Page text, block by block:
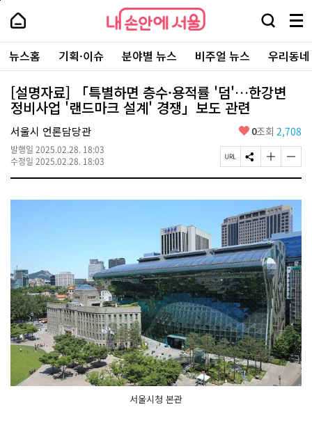
본
로
가
내
손
안
에
서
울
-
서
울
시
대
표
소
통
포
내
손
에
울
검
창
열
기
메
뉴
전
체
보
주
요
서
뉴스홈 기획·이슈 분야별 뉴스 비주얼 뉴스 우리동
[설명자료] 「특별하면 층수·용적률 '덤'…한강변
정비사업 '랜드마크 설계' 경쟁」보도 관련
서울시 언론담당관
발행일 2025.02.28. 18:03
수정일 2025.02.28. 18:03
좋
요
0조회 2,708
페
이
U
L
복
사
S
N
공
유
하
기
글
자
기
크
게
변
경
하
기
글
자
기
작
게
변
경
하
기
서울시청 본관
페
상
단
로